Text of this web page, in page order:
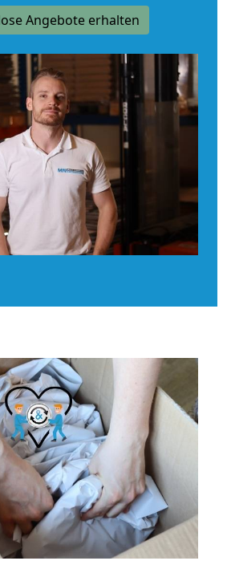
Angebote erhalten